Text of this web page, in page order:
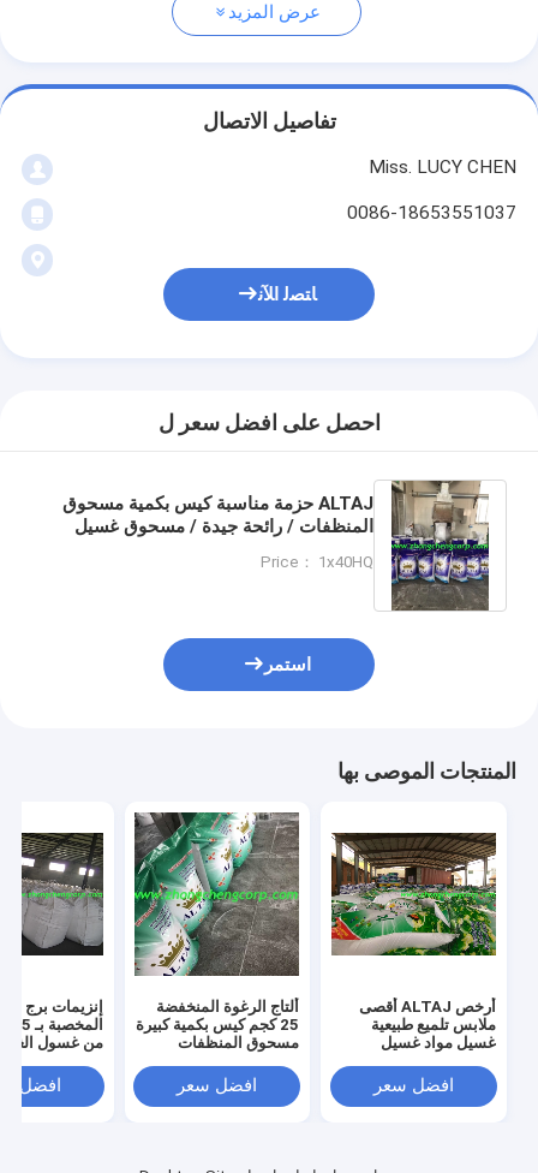
عرض المزيد
تفاصيل الاتصال
Miss. LUCY CHEN
0086-18653551037
ﺎﺘﺼﻟ ﺍﻶﻧ
احصل على افضل سعر ل
ALTAJ حزمة مناسبة كيس بكمية مسحوق
المنظفات / رائحة جيدة / مسحوق غسيل
والناعمة
Price： 1x40HQ
استمر
المنتجات الموصى بها
أرخص ALTAJ أقصى
ملابس تلميع طبيعية
غسيل مواد غسيل
مواد غسيل تستخدم في
الماء الصلب والناعم
افضل سعر
ألتاج الرغوة المنخفضة
25 كجم كيس بكمية كبيرة
مسحوق المنظفات
ترقية للاستخدام الآمن
للبيئة
افضل سعر
إنزيمات برج
من غسول
غسالة تنظيف
ترقية لإزالة
افضل